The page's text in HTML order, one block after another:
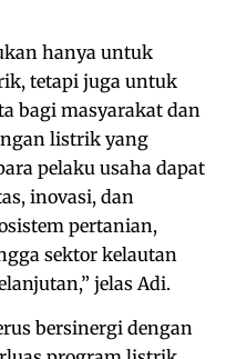
hanya untuk
tetapi juga untuk
bagi masyarakat dan
listrik yang
pelaku usaha dapat
inovasi, dan
pertanian,
sektor kelautan
jelas Adi.
bersinergi dengan